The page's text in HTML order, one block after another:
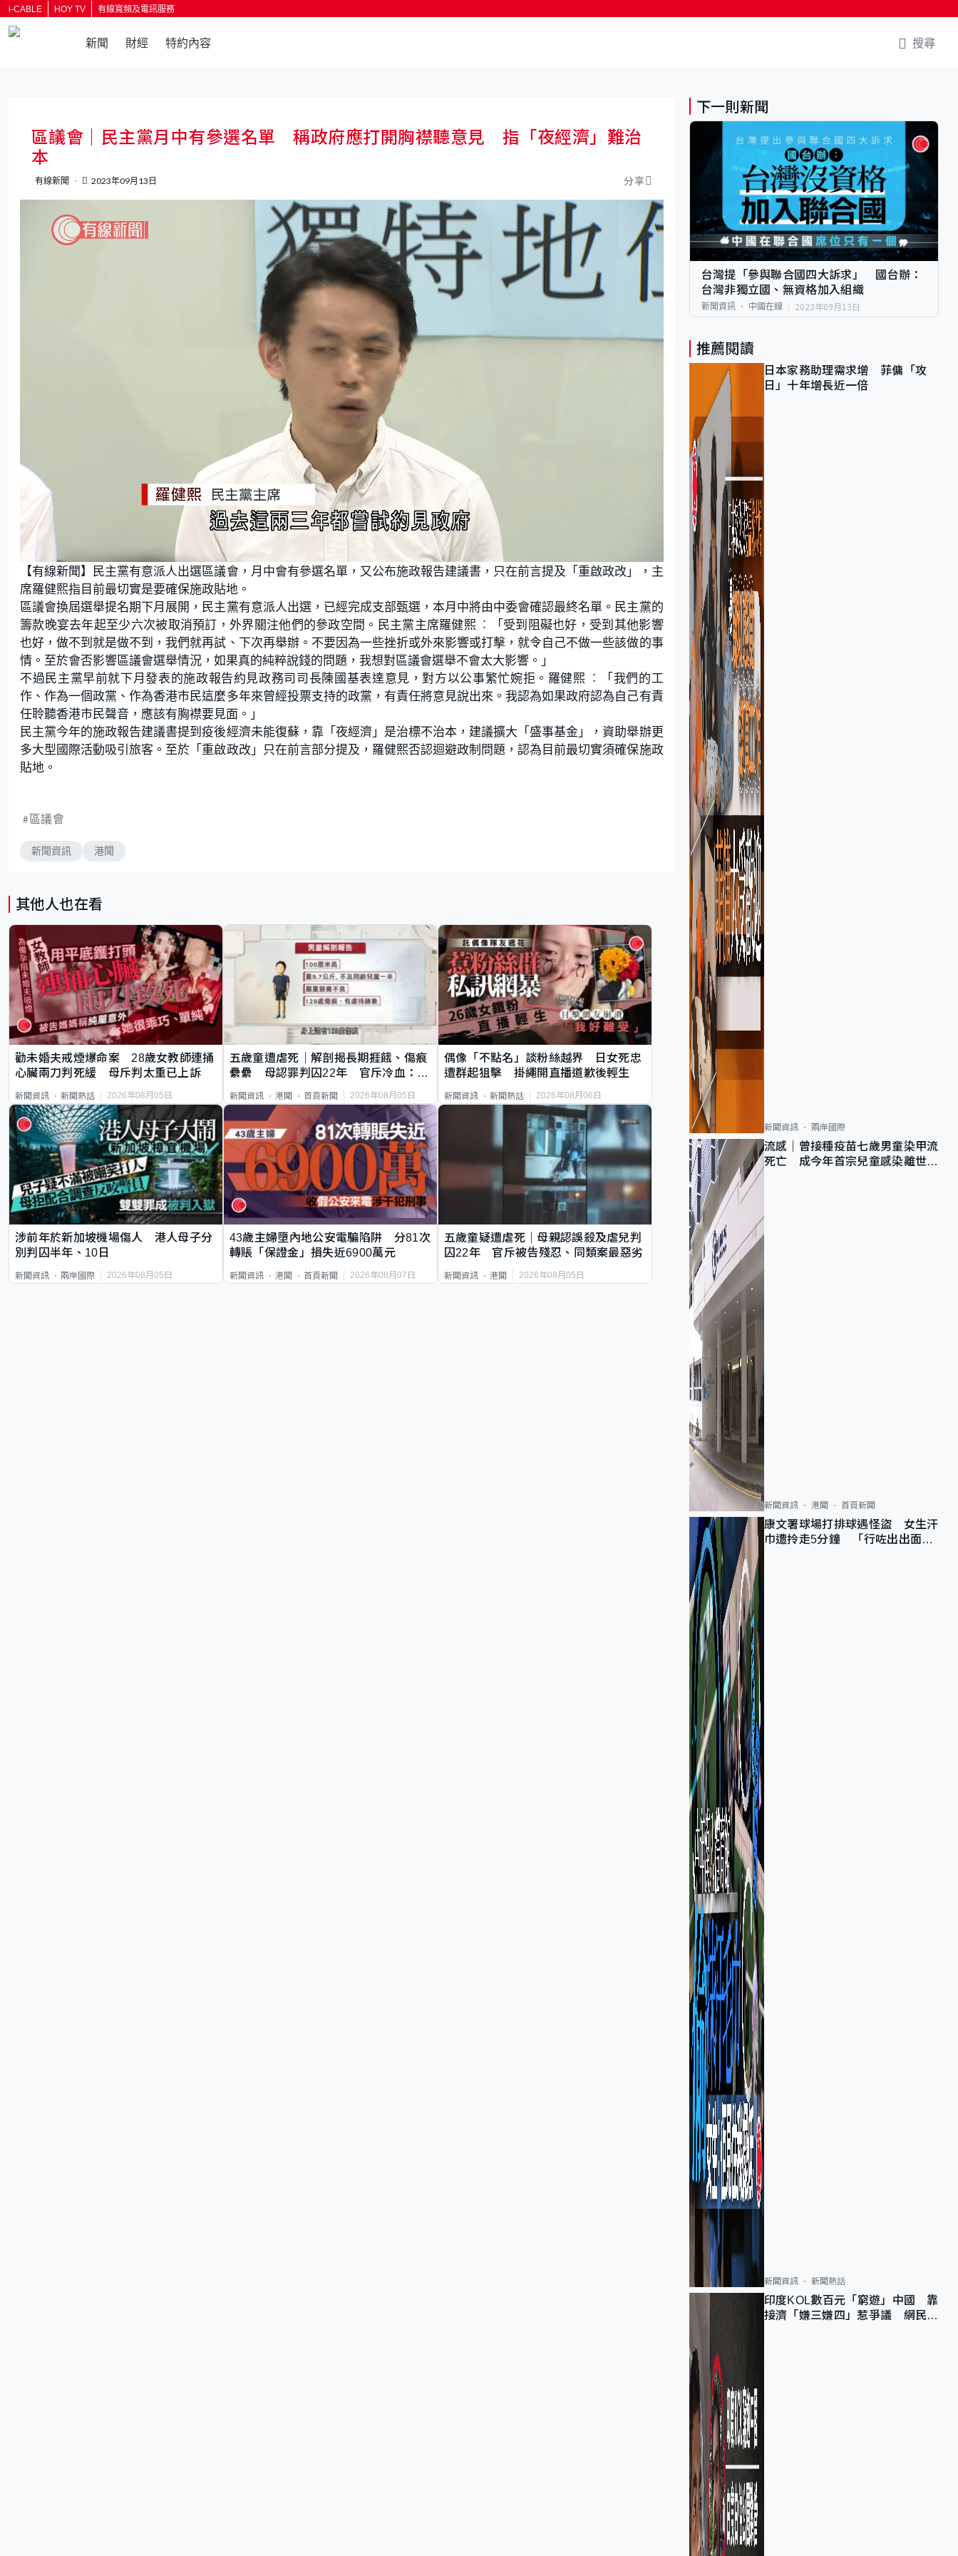
i-CABLE HOY TV 有線寬頻及電訊服務
新聞 財經 特約內容 搜尋
區議會｜民主黨月中有參選名單 稱政府應打開胸襟聽意見 指「夜經濟」難治
本
有線新聞 2023年09月13日 分享
n
m
u
t
e
o
a
d
e
d
:
3
9
4
7
%
【有線新聞】民主黨有意派人出選區議會，月中會有參選名單，又公布施政報告建議書，只在前言提及「重啟政改」，主
席羅健熙指目前最切實是要確保施政貼地。
區議會換屆選舉提名期下月展開，民主黨有意派人出選，已經完成支部甄選，本月中將由中委會確認最終名單。民主黨的
籌款晚宴去年起至少六次被取消預訂，外界關注他們的參政空間。民主黨主席羅健熙 ︰「受到阻礙也好，受到其他影響
也好，做不到就是做不到，我們就再試、下次再舉辦。不要因為一些挫折或外來影響或打擊，就令自己不做一些該做的事
情。至於會否影響區議會選舉情況，如果真的純粹說錢的問題，我想對區議會選舉不會太大影響。」
不過民主黨早前就下月發表的施政報告約見政務司司長陳國基表達意見，對方以公事繁忙婉拒。羅健熙 ︰「我們的工
作、作為一個政黨、作為香港市民這麼多年來曾經投票支持的政黨，有責任將意見說出來。我認為如果政府認為自己有責
任聆聽香港市民聲音，應該有胸襟要見面。」
民主黨今年的施政報告建議書提到疫後經濟未能復蘇，靠「夜經濟」是治標不治本，建議擴大「盛事基金」，資助舉辦更
多大型國際活動吸引旅客。至於「重啟政改」只在前言部分提及，羅健熙否認迴避政制問題，認為目前最切實須確保施政
貼地。
區議會
新聞資訊 港聞
其他人也在看
勸未婚夫戒煙爆命案 28歲女教師連捅
心臟兩刀判死緩 母斥判太重已上訴
新聞資訊 新聞熱話 2026年08月05日
五歲童遭虐死｜解剖揭長期捱餓、傷痕
纍纍 母認罪判囚22年 官斥冷血：同
新聞資訊 港聞 首頁新聞 2026年08月05日
偶像「不點名」談粉絲越界 日女死忠
遭群起狙擊 掛繩開直播道歉後輕生
新聞資訊 新聞熱話 2026年08月06日
涉前年於新加坡機場傷人 港人母子分
別判囚半年、10日
新聞資訊 兩岸國際 2026年08月05日
43歲主婦墮內地公安電騙陷阱 分81次
轉賬「保證金」損失近6900萬元
新聞資訊 港聞 首頁新聞 2026年08月07日
五歲童疑遭虐死｜母親認誤殺及虐兒判
囚22年 官斥被告殘忍、同類案最惡劣
新聞資訊 港聞 2026年08月05日
下一則新聞
台灣提「參與聯合國四大訴求」 國台辦：
台灣非獨立國、無資格加入組織
新聞資訊 中國在線 2023年09月13日
推薦閱讀
日本家務助理需求增 菲傭「攻
日」十年增長近一倍
新聞資訊 兩岸國際
流感｜曾接種疫苗七歲男童染甲流
死亡 成今年首宗兒童感染離世個
新聞資訊 港聞 首頁新聞
康文署球場打排球遇怪盜 女生汗
巾遭拎走5分鐘 「行咗出出面唔
新聞資訊 新聞熱話
印度KOL數百元「窮遊」中國 靠
接濟「嫌三嫌四」惹爭議 網民：